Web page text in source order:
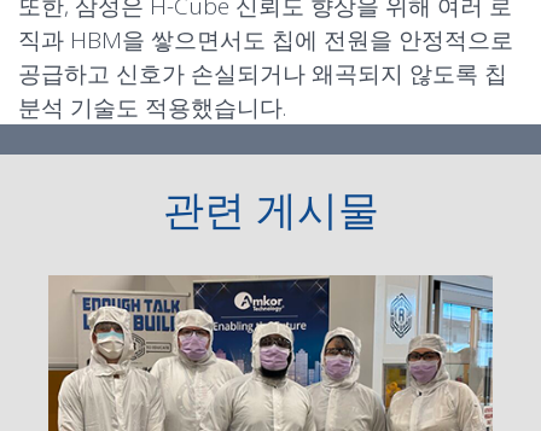
직과 HBM을 쌓으면서도 칩에 전원을 안정적으로
공급하고 신호가 손실되거나 왜곡되지 않도록 칩
분석 기술도 적용했습니다.
관련 게시물